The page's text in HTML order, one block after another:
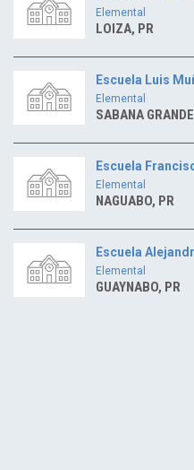
Elemental
LOIZA, PR
Escuela Luis
Elemental
SABANA
Escuela
Elemental
NAGUABO, PR
Escuela
Elemental
GUAYNABO, PR